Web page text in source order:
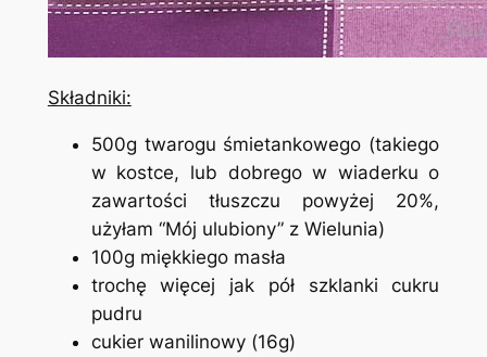
Składniki:
500g twarogu śmietankowego (takiego
w kostce, lub dobrego w wiaderku o
zawartości tłuszczu powyżej 20%,
użyłam “Mój ulubiony” z Wielunia)
100g miękkiego masła
trochę więcej jak pół szklanki cukru
pudru
cukier wanilinowy (16g)